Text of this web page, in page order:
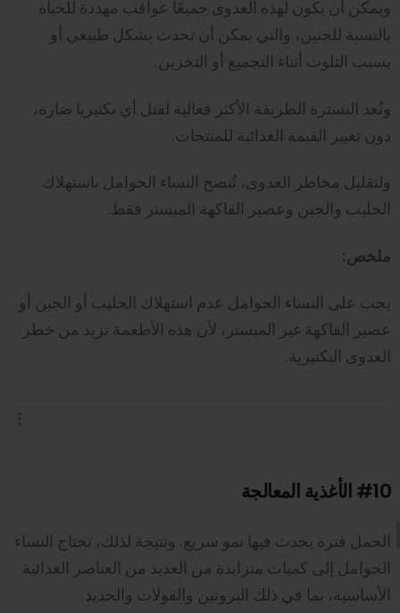
ويمكن أن يكون لهذه العدوى جميعًا عواقب مهددة للحياة
بالنسبة للجنين، والتي يمكن أن تحدث بشكل طبيعي أو
بسبب التلوث أثناء التجميع أو التخزين.
وتُعد البسترة الطريقة الأكثر فعالية لقتل أي بكتيريا ضارة،
دون تغيير القيمة الغذائية للمنتجات.
ولتقليل مخاطر العدوى، تُنصح النساء الحوامل باستهلاك
الحليب والجبن وعصير الفاكهة المبستر فقط.
ملخص:
يجب على النساء الحوامل عدم استهلاك الحليب أو الجبن أو
عصير الفاكهة غير المبستر، لأن هذه الأطعمة تزيد من خطر
العدوى البكتيرية.
#10 الأغذية المعالجة
الحمل فترة يحدث فيها نمو سريع. ونتيجة لذلك، تحتاج النساء
الحوامل إلى كميات متزايدة من العديد من العناصر الغذائية
الأساسية، بما في ذلك البروتين والفولات والحديد.